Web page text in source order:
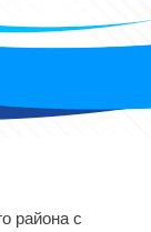
района с